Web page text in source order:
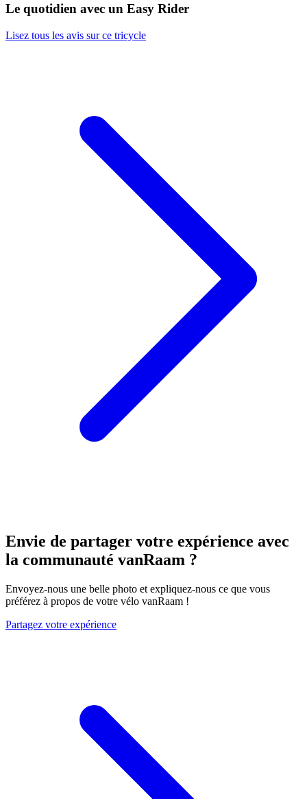
Le quotidien avec un Easy Rider
Lisez tous les avis sur ce tricycle
Envie de partager votre expérience avec
la communauté vanRaam ?
Envoyez-nous une belle photo et expliquez-nous ce que vous
préférez à propos de votre vélo vanRaam !
Partagez votre expérience